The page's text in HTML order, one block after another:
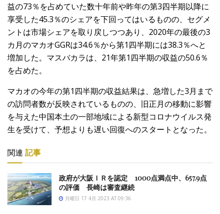
益の73％を占めていた数十年前や昨年の第3四半期以降に
享受した45.3％のシェアを下回ってはいるものの、セグメ
ントは市場シェアを取り戻しつつあり、2020年の最後の3
カ月のマカオGGRは34.6％から第1四半期には38.3％へと
増加した。マスバカラは、21年第1四半期の収益の50.6％
を占めた。
マカオの今年の第1四半期の収益結果は、急増した3月まで
の訪問者数が反映されているものの、旧正月の移動に影響
を与えた中国本土の一部地域による新型コロナウイルス発
生を受けて、予想よりも遅い回復へのスタートとなった。
関連 記事
政府が大阪ＩＲを認定 1000点満点中、657.9点
の評価 長崎は審査継続
月曜日 17 4月 2023 AT 09:36